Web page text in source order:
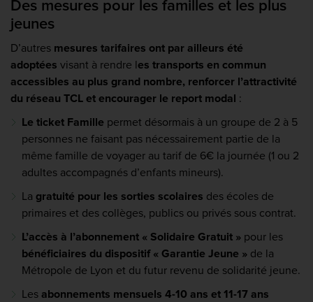
Des mesures pour les familles et les plus
jeunes
D’autres mesures tarifaires ont par ailleurs été
adoptées visant à rendre les transports en commun
accessibles au plus grand nombre, renforcer l’attractivité
du réseau TCL et encourager le report modal :
Le ticket Famille permet désormais à un groupe de 2 à 5
personnes ne faisant pas nécessairement partie de la
même famille de voyager au tarif de 6€ la journée (1 ou 2
adultes accompagnés d’enfants mineurs).
La gratuité pour les sorties scolaires des écoles de
primaires et des collèges, publics ou privés sous contrat.
L’accès à l’abonnement « Solidaire Gratuit » pour les
bénéficiaires du dispositif « Garantie Jeune » de la
Métropole de Lyon et du futur revenu de solidarité jeune.
Les abonnements mensuels 4-10 ans et 11-17 ans